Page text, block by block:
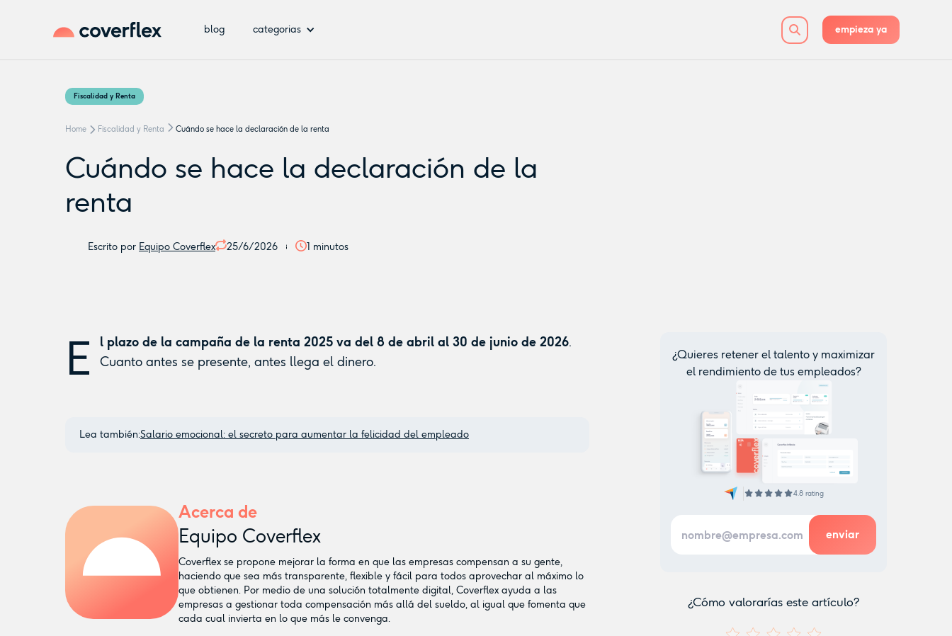
blog categorias empieza ya
Fiscalidad y Renta
Home Fiscalidad y Renta Cuándo se hace la declaración de la renta
Cuándo se hace la declaración de la
renta
Escrito por Equipo Coverflex 25/6/2026 1 minutos
E l plazo de la campaña de la renta 2025 va del 8 de abril al 30 de junio de 2026.
Cuanto antes se presente, antes llega el dinero.
Lea también:Salario emocional: el secreto para aumentar la felicidad del empleado
Acerca de
Equipo Coverflex
Coverflex se propone mejorar la forma en que las empresas compensan a su gente,
haciendo que sea más transparente, flexible y fácil para todos aprovechar al máximo lo
que obtienen. Por medio de una solución totalmente digital, Coverflex ayuda a las
empresas a gestionar toda compensación más allá del sueldo, al igual que fomenta que
cada cual invierta en lo que más le convenga.
¿Quieres retener el talento y maximizar
el rendimiento de tus empleados?
4.8 rating
¿Cómo valorarías este artículo?